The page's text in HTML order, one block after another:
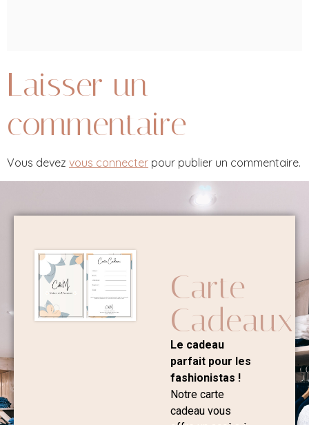
Laisser un
commentaire
Vous devez vous connecter pour publier un commentaire.
Carte
Cadeaux
Le cadeau
parfait pour les
fashionistas !
Notre carte
cadeau vous